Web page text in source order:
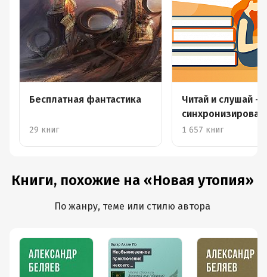
Бесплатная фантастика
29 книг
Читай и слушай –
книги
1 657 книг
Книги, похожие на «Новая утопия»
По жанру, теме или стилю автора